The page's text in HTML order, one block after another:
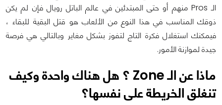
الـ Pros منهم أو حتى المبتدئين في عالم الباتل رويال فإن لم يكن
ذوقك المناسب في هذا النوع من الألعاب هو قتل البقية للبقاء ،
فيمكنك استغلال فكرة التاج لتفوز بشكل مغاير وبالتالي هي فرصة
جيدة لموازنة الأمور.
ماذا عن الـ Zone ؟ هل هناك واحدة وكيف
تنغلق الخريطة على نفسها؟